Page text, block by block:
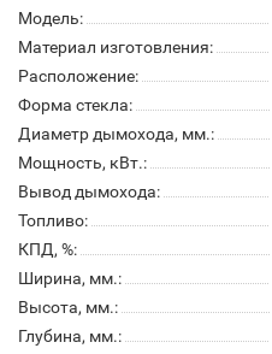
Модель:
Материал изготовления:
Расположение:
Форма стекла:
Диаметр дымохода, мм.:
Мощность, кВт.:
Вывод дымохода:
Топливо:
КПД, %:
Ширина, мм.:
Высота, мм.:
Глубина, мм.: